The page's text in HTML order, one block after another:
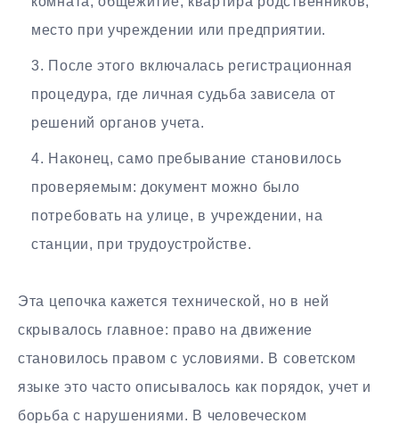
место при учреждении или предприятии.
После этого включалась регистрационная
процедура, где личная судьба зависела от
решений органов учета.
Наконец, само пребывание становилось
проверяемым: документ можно было
потребовать на улице, в учреждении, на
станции, при трудоустройстве.
Эта цепочка кажется технической, но в ней
скрывалось главное: право на движение
становилось правом с условиями. В советском
языке это часто описывалось как порядок, учет и
борьба с нарушениями. В человеческом